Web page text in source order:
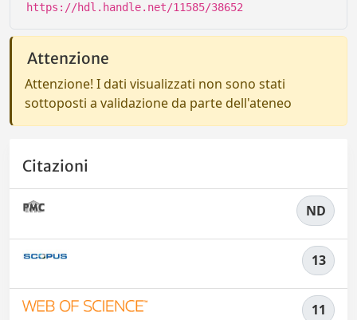
https://hdl.handle.net/11585/38652
Attenzione
Attenzione! I dati visualizzati non sono stati
sottoposti a validazione da parte dell'ateneo
Citazioni
ND
13
11